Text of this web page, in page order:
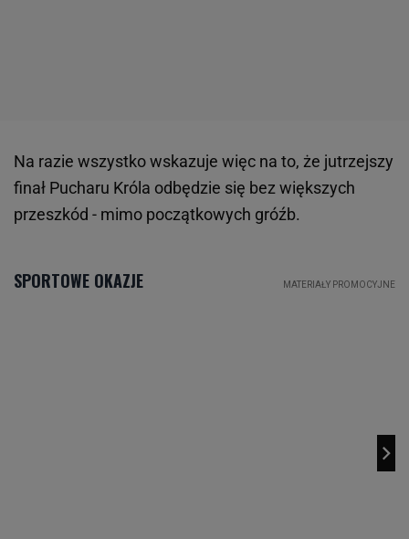
Na razie wszystko wskazuje więc na to, że jutrzejszy
finał Pucharu Króla odbędzie się bez większych
przeszkód - mimo początkowych gróźb.